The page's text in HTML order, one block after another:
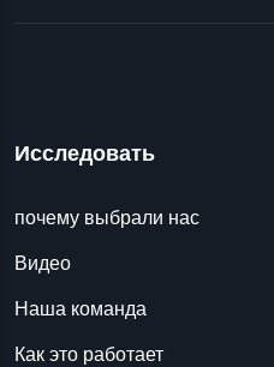
Исследовать
почему выбрали нас
Видео
Наша команда
Как это работает